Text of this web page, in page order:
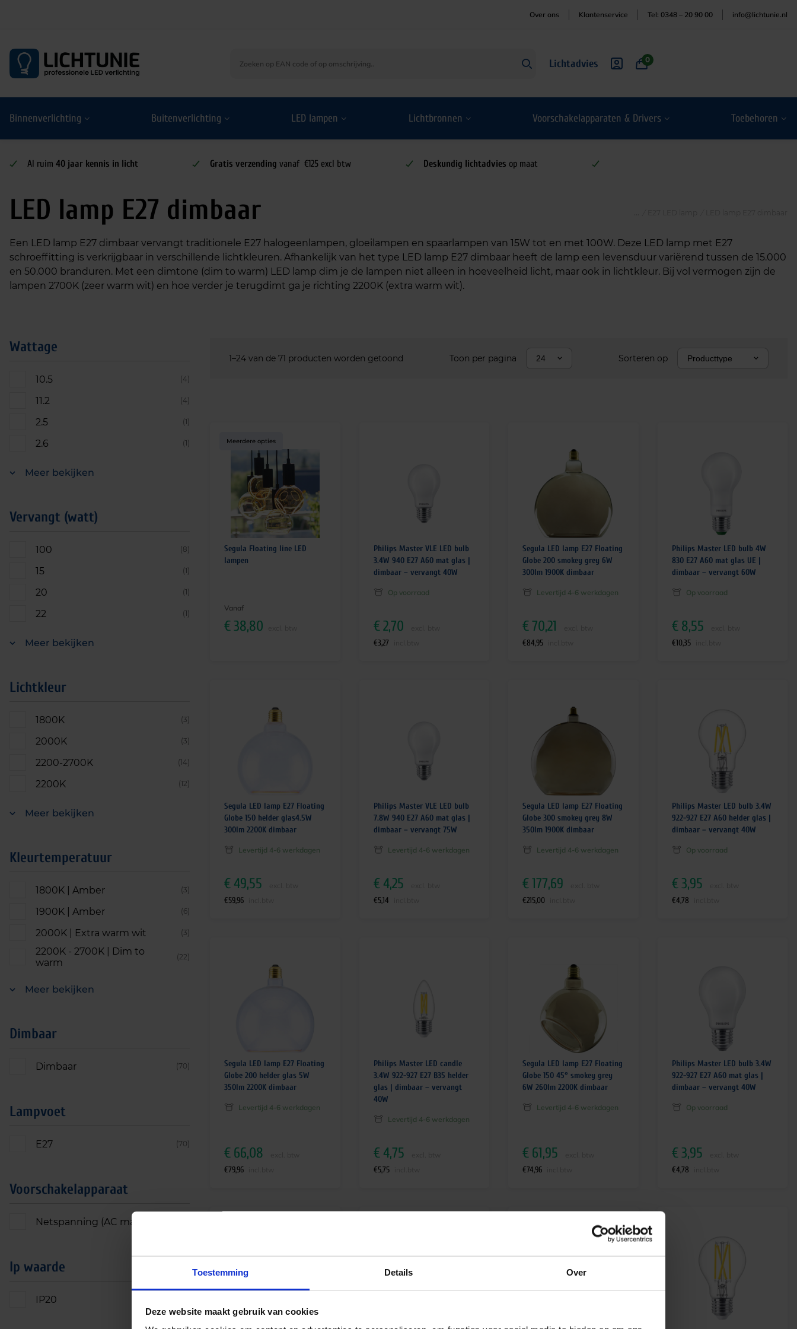
Toestemming Details Over
Deze website maakt gebruik van cookies
Over ons Klantenservice Tel: 0348 – 20 90 00 info@lichtunie.nl
Lichtadvies 0
Binnenverlichting Buitenverlichting LED lampen Lichtbronnen Voorschakelapparaten & Drivers Toebehoren
Al ruim 40 jaar kennis in licht Gratis verzending vanaf €125 excl btw Deskundig lichtadvies op maat
LED lamp E27 dimbaar
Een LED lamp E27 dimbaar vervangt traditionele E27 halogeenlampen, gloeilampen en spaarlampen van 15W tot en met 100W. Deze LED lamp met E27
schroeffitting is verkrijgbaar in verschillende lichtkleuren. Afhankelijk van het type LED lamp E27 dimbaar heeft de lamp een levensduur variërend tussen de 15.000
en 50.000 branduren. Met een dimtone (dim to warm) LED lamp dim je de lampen niet alleen in hoeveelheid licht, maar ook in lichtkleur. Bij vol vermogen zijn de
lampen 2700K (zeer warm wit) en hoe verder je terugdimt ga je richting 2200K (extra warm wit).
Wattage
10.5 (4)
11.2 (4)
2.5 (1)
2.6 (1)
Meer bekijken
Vervangt (watt)
100 (8)
15 (1)
20 (1)
22 (1)
Meer bekijken
Lichtkleur
1800K (3)
2000K (3)
2200-2700K (14)
2200K (12)
Meer bekijken
Kleurtemperatuur
1800K | Amber (3)
1900K | Amber (6)
2000K | Extra warm wit (3)
2200K - 2700K | Dim to
warm
(22)
Meer bekijken
Dimbaar
Dimbaar (70)
Lampvoet
E27 (70)
Voorschakelapparaat
Netspanning (AC mains)
Ip waarde
IP20
1–24 van de 71 producten worden getoond Toon per pagina 24 Sorteren op Producttype
Meerdere opties
Segula Floating line LED
lampen
Vanaf
€38,80
Philips Master VLE LED bulb
3.4W 940 E27 A60 mat glas |
dimbaar – vervangt 40W
Op voorraad
€ 2,70
€3,27
Segula LED lamp E27 Floating
Globe 200 smokey grey 6W
300lm 1900K dimbaar
Levertijd 4-6 werkdagen
€70,21
€84,95
Philips Master LED bulb 4W
830 E27 A60 mat glas UE |
dimbaar – vervangt 60W
Op voorraad
€ 8,55
€10,35
Segula LED lamp E27 Floating
Globe 150 helder glas4.5W
300lm 2200K dimbaar
Levertijd 4-6 werkdagen
€ 49,55
€59,96
Philips Master VLE LED bulb
7.8W 940 E27 A60 mat glas |
dimbaar – vervangt 75W
Levertijd 4-6 werkdagen
€ 4,25
€5,14
Segula LED lamp E27 Floating
Globe 300 smokey grey 8W
350lm 1900K dimbaar
Levertijd 4-6 werkdagen
€177,69
€215,00
Philips Master LED bulb 3.4W
922-927 E27 A60 helder glas |
dimbaar – vervangt 40W
Op voorraad
€ 3,95
€4,78
Segula LED lamp E27 Floating
Globe 200 helder glas 5W
350lm 2200K dimbaar
Levertijd 4-6 werkdagen
€ 66,08
€79,96
Philips Master LED candle
3.4W 922-927 E27 B35 helder
glas | dimbaar – vervangt
40W
Levertijd 4-6 werkdagen
€ 4,75
€5,75
Segula LED lamp E27 Floating
Globe 150 45° smokey grey
6W 260lm 2200K dimbaar
Levertijd 4-6 werkdagen
€ 61,95
€74,96
Philips Master LED bulb 3.4W
922-927 E27 A60 mat glas |
dimbaar – vervangt 40W
Op voorraad
€ 3,95
€4,78